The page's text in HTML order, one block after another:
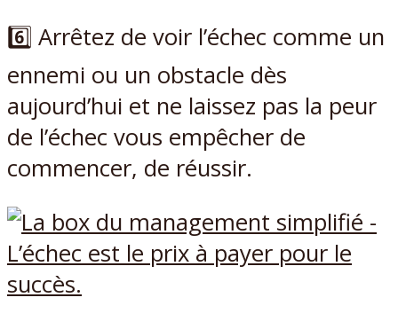
6️⃣ Arrêtez de voir l’échec comme un
ennemi ou un obstacle dès
aujourd’hui et ne laissez pas la peur
de l’échec vous empêcher de
commencer, de réussir.